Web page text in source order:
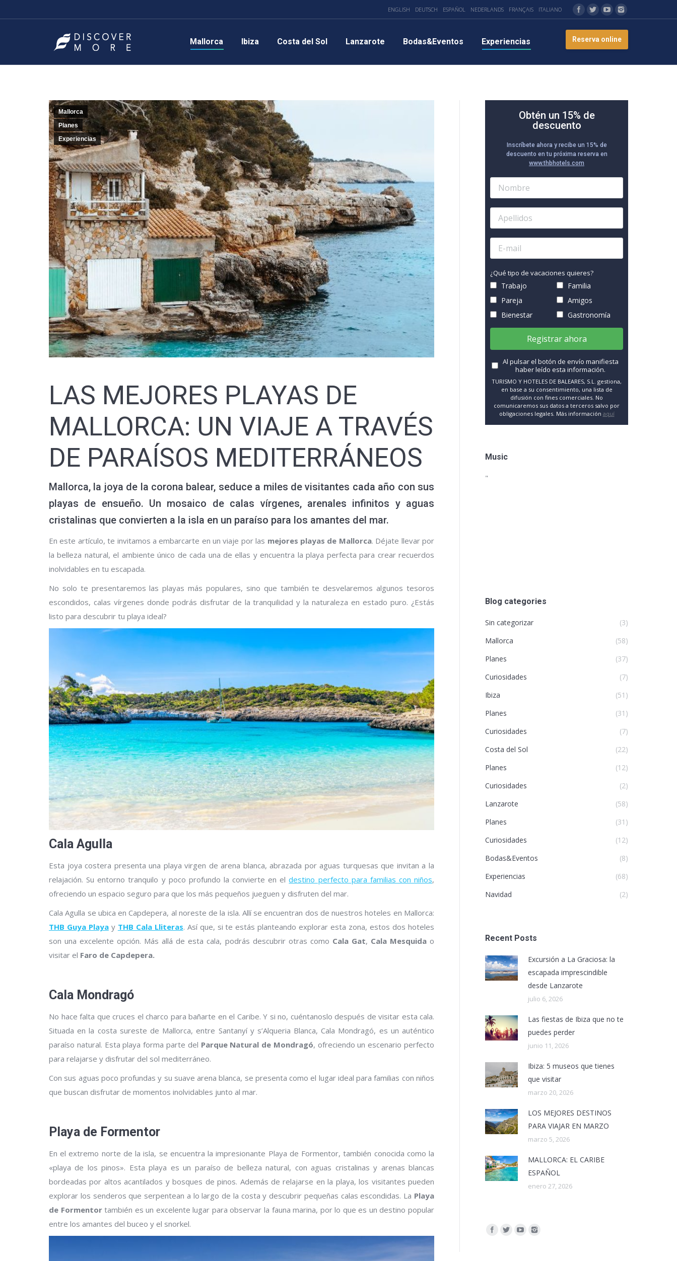
ENGLISH DEUTSCH ESPAÑOL NEDERLANDS FRANÇAIS ITALIANO
Mallorca Ibiza Costa del Sol Lanzarote Bodas&Eventos Experiencias Reserva online
Mallorca
Planes
Experiencias
LAS MEJORES PLAYAS DE
MALLORCA: UN VIAJE A TRAVÉS
DE PARAÍSOS MEDITERRÁNEOS
Mallorca, la joya de la corona balear, seduce a miles de visitantes cada año con sus
playas de ensueño. Un mosaico de calas vírgenes, arenales infinitos y aguas
cristalinas que convierten a la isla en un paraíso para los amantes del mar.
En este artículo, te invitamos a embarcarte en un viaje por las mejores playas de Mallorca. Déjate llevar por
la belleza natural, el ambiente único de cada una de ellas y encuentra la playa perfecta para crear recuerdos
inolvidables en tu escapada.
No solo te presentaremos las playas más populares, sino que también te desvelaremos algunos tesoros
escondidos, calas vírgenes donde podrás disfrutar de la tranquilidad y la naturaleza en estado puro. ¿Estás
listo para descubrir tu playa ideal?
Cala Agulla
Esta joya costera presenta una playa virgen de arena blanca, abrazada por aguas turquesas que invitan a la
relajación. Su entorno tranquilo y poco profundo la convierte en eldestino perfecto para familias con niños,
ofreciendo un espacio seguro para que los más pequeños jueguen y disfruten del mar.
Cala Agulla se ubica en Capdepera, al noreste de la isla. Allí se encuentran dos de nuestros hoteles en Mallorca:
THB Guya Playay THB Cala Lliteras. Así que, si te estás planteando explorar esta zona, estos dos hoteles
son una excelente opción. Más allá de esta cala, podrás descubrir otras como Cala Gat, Cala Mesquidao
visitar el Faro de Capdepera.
Cala Mondragó
No hace falta que cruces el charco para bañarte en el Caribe. Y si no, cuéntanoslo después de visitar esta cala.
Situada en la costa sureste de Mallorca, entre Santanyí y s’Alqueria Blanca, Cala Mondragó, es un auténtico
paraíso natural. Esta playa forma parte del Parque Natural de Mondragó, ofreciendo un escenario perfecto
para relajarse y disfrutar del sol mediterráneo.
Con sus aguas poco profundas y su suave arena blanca, se presenta como el lugar ideal para familias con niños
que buscan disfrutar de momentos inolvidables junto al mar.
Playa de Formentor
En el extremo norte de la isla, se encuentra la impresionante Playa de Formentor, también conocida como la
«playa de los pinos». Esta playa es un paraíso de belleza natural, con aguas cristalinas y arenas blancas
bordeadas por altos acantilados y bosques de pinos. Además de relajarse en la playa, los visitantes pueden
explorar los senderos que serpentean a lo largo de la costa y descubrir pequeñas calas escondidas. La Playa
de Formentortambién es un excelente lugar para observar la fauna marina, por lo que es un destino popular
entre los amantes del buceo y el snorkel.
Obtén un 15% de
descuento
Inscríbete ahora y recibe un 15% de
descuento en tu próxima reserva en
www.thbhotels.com
¿Qué tipo de vacaciones quieres?
Trabajo
Familia
Pareja
Amigos
Bienestar
Gastronomía
Registrar ahora
Al pulsar el botón de envío manifiesta
haber leído esta información.
TURISMO Y HOTELES DE BALEARES, S.L. gestiona,
en base a su consentimiento, una lista de
difusión con fines comerciales. No
comunicaremos sus datos a terceros salvo por
obligaciones legales. Más información aquí
Music
"
Blog categories
Sin categorizar
(3)
Mallorca
(58)
Planes
(37)
Curiosidades
(7)
Ibiza
(51)
Planes
(31)
Curiosidades
(7)
Costa del Sol
(22)
Planes
(12)
Curiosidades
(2)
Lanzarote
(58)
Planes
(31)
Curiosidades
(12)
Bodas&Eventos
(8)
Experiencias
(68)
Navidad
(2)
Recent Posts
Excursión a La Graciosa: la
escapada imprescindible
desde Lanzarote
julio 6, 2026
Las fiestas de Ibiza que no te
puedes perder
junio 11, 2026
Ibiza: 5 museos que tienes
que visitar
marzo 20, 2026
LOS MEJORES DESTINOS
PARA VIAJAR EN MARZO
marzo 5, 2026
MALLORCA: EL CARIBE
ESPAÑOL
enero 27, 2026
Encuéntranos en: